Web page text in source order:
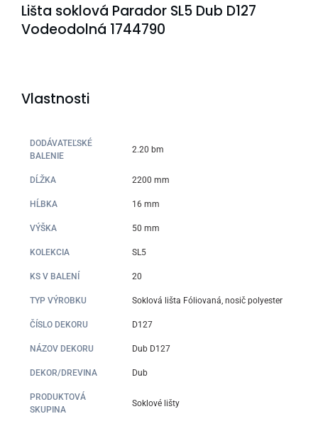
Lišta soklová Parador SL5 Dub D127
Vodeodolná 1744790
Vlastnosti
DODÁVATEĽSKÉ
BALENIE
2.20 bm
DĹŽKA 2200 mm
HĹBKA 16 mm
VÝŠKA 50 mm
KOLEKCIA SL5
KS V BALENÍ 20
TYP VÝROBKU Soklová lišta Fóliovaná, nosič polyester
ČÍSLO DEKORU D127
NÁZOV DEKORU Dub D127
DEKOR/DREVINA Dub
PRODUKTOVÁ
SKUPINA
Soklové lišty